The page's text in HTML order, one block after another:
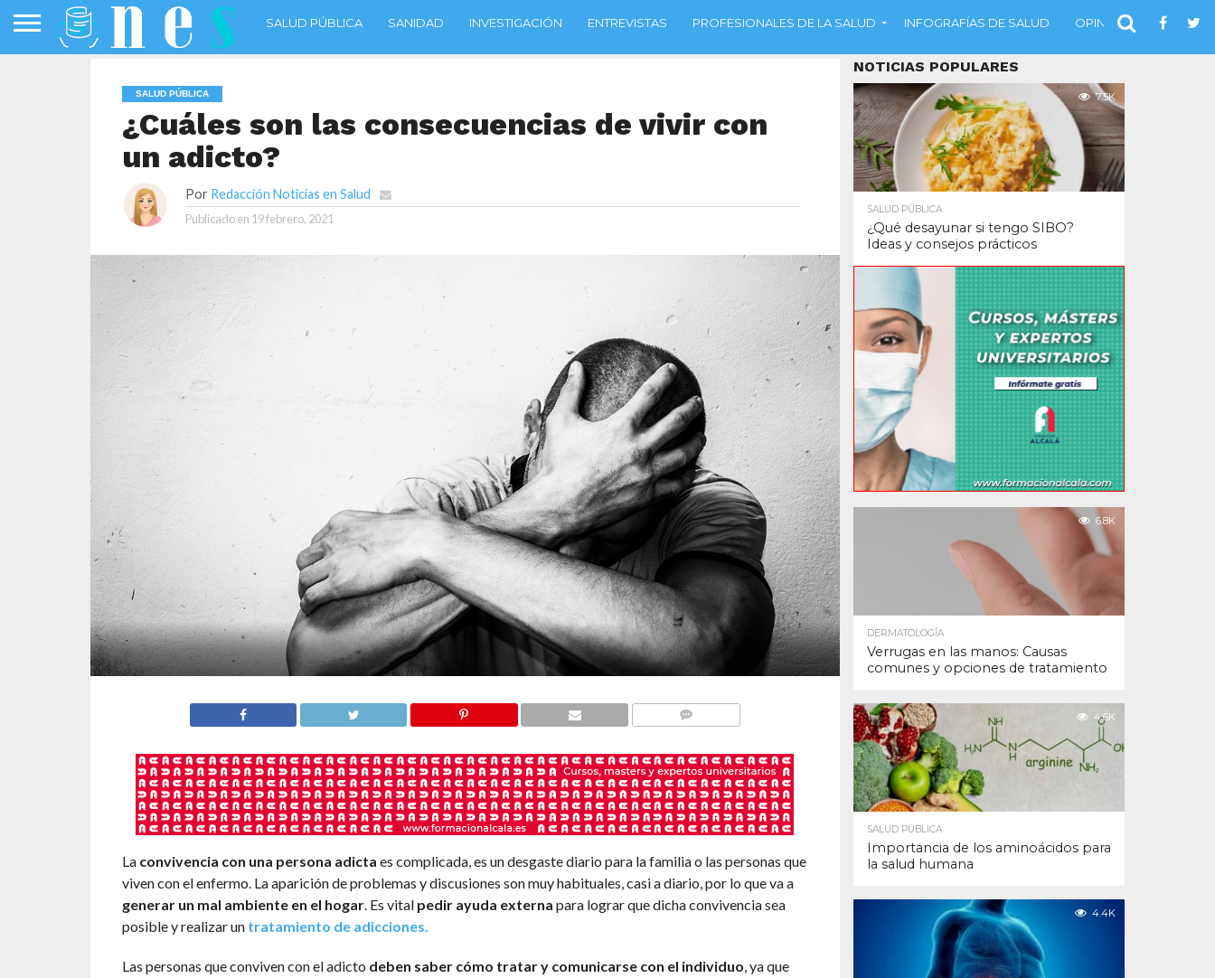
SALUD PÚBLICA SANIDAD INVESTIGACIÓN ENTREVISTAS PROFESIONALES DE LA SALUD INFOGRAFÍAS DE SALUD OPINIÓN
SALUD PÚBLICA
¿Cuáles son las consecuencias de vivir con
un adicto?
Por Redacción Noticias en Salud
Publicado en 19 febrero, 2021
La convivencia con una persona adicta es complicada, es un desgaste diario para la familia o las personas que
viven con el enfermo. La aparición de problemas y discusiones son muy habituales, casi a diario, por lo que va a
generar un mal ambiente en el hogar. Es vital pedir ayuda externa para lograr que dicha convivencia sea
posible y realizar un tratamiento de adicciones.
Las personas que conviven con el adicto deben saber cómo tratar y comunicarse con el individuo, ya que
NOTICIAS POPULARES
7.5K
SALUD PÚBLICA
¿Qué desayunar si tengo SIBO?
Ideas y consejos prácticos
6.8K
DERMATOLOGÍA
Verrugas en las manos: Causas
comunes y opciones de tratamiento
4.6K
SALUD PÚBLICA
Importancia de los aminoácidos para
la salud humana
4.4K